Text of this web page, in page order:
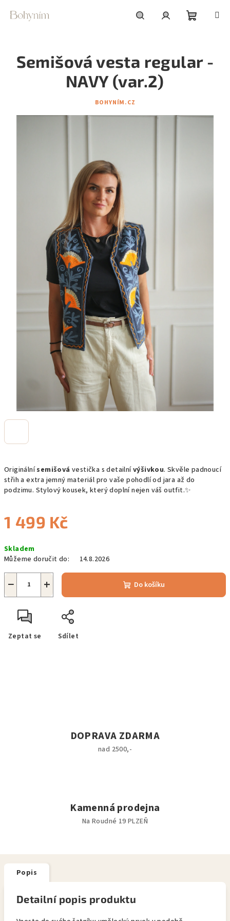
košík
Originálnísemišová vestička s detailnívýšivkou. Skvěle padnoucí
střih a extra jemný materiál pro vaše pohodlí od jara až do
podzimu. Stylový kousek, který doplní nejen váš outfit.✨
1 499 Kč
cena:
Skladem
Můžeme doručit do:
14.8.2026
+
− Do košíku
Zeptat se Sdílet
Semišová vesta regular -
NAVY (var.2)
BOHYNÍM.CZ
DOPRAVA ZDARMA
nad 2500,-
Kamenná prodejna
Na Roudné 19 PLZEŇ
Popis
Detailní popis produktu